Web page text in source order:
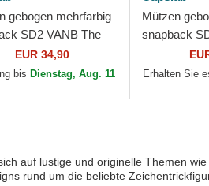
gebogen mehrfarbig
SD2 VANB The
Machine Scooby-
Capslab
EUR 34,90
bis Dienstag, Aug. 11
Mützen
snapback
Mystery
Doo von
Erhalten Sie
auf lustige und originelle Themen
rund um die beliebte